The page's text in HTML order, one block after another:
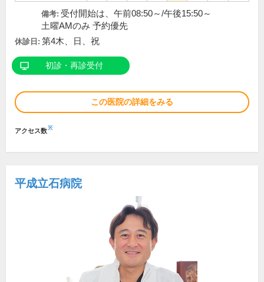
備考: 受付開始は、午前08:50～/午後15:50～
土曜AMのみ 予約優先
休診日: 第4木、日、祝
初診・再診受付
この医院の詳細をみる
アクセス数※
平成立石病院